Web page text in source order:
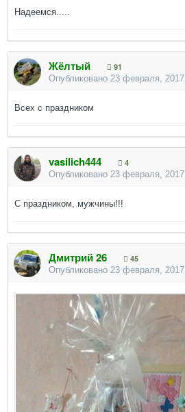
Надеемся.....
Жёлтый
91
Опубликовано 23 февраля, 2017
Всех с праздником
vasilich444
4
Опубликовано 23 февраля, 2017
С праздником, мужчины!!!
Дмитрий 26
45
Опубликовано 23 февраля, 2017